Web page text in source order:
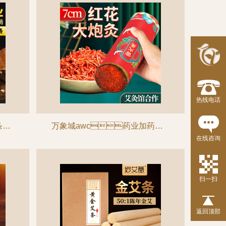
热线电话
在线咨询
扫一扫
返回顶部
30:1散装纯艾条 艾草条艾绒条批发美容院艾灸条 南阳厂家直销 万象城awc药业加药红花大炮灸 7cm手推大号加粗自带灭火筒大艾条粗艾条